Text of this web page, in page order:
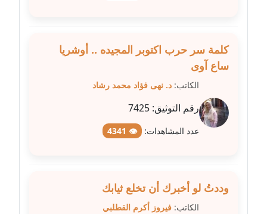
مدونة عبد الوهاب بدر
عاملة
مدونة عبير بسيوني
عاملة
مدونة عبير عبد الرحيم (ماعت)
كلمة سر حرب اكتوبر المجيده .. أوشريا
ساع آوى
الكاتب: د. نهى فؤاد محمد رشاد
رقم التوثيق: 7425
عدد المشاهدات: 👁 4341
وددتُ لو أخبرك أن تخلع ثيابك
الكاتب: فيروز أكرم القطلبي